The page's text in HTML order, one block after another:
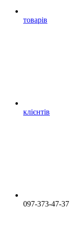
товарів
клієнтів
097-373-47-37